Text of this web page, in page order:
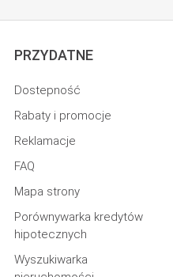
PRZYDATNE
Dostepność
Rabaty i promocje
Reklamacje
FAQ
Mapa strony
Porównywarka kredytów
hipotecznych
Wyszukiwarka